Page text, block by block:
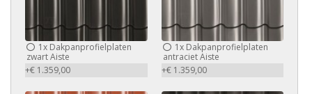
1x Dakpanprofielplaten
zwart Aiste
+€ 1.359,00
1xDakpanprofielplaten
antraciet Aiste
+€ 1.359,00